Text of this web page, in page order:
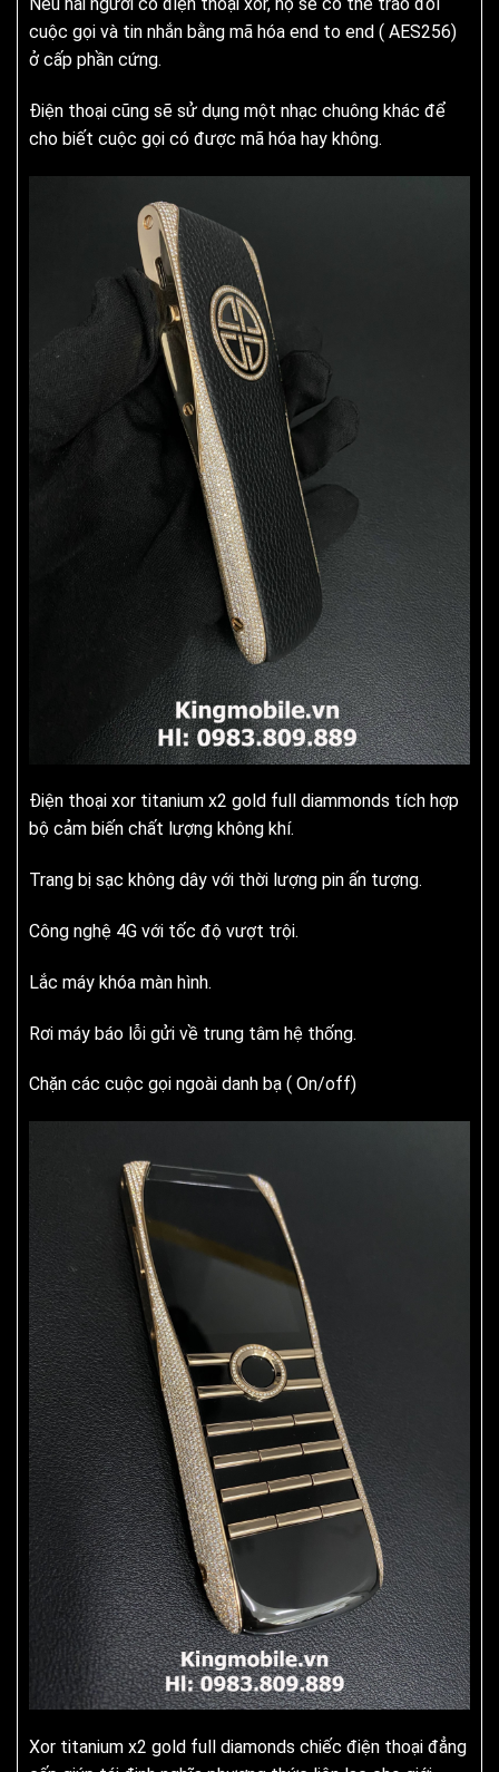
cuộc gọi và tin nhắn bằng mã hóa end to end ( AES256)
ở cấp phần cứng.
Điện thoại cũng sẽ sử dụng một nhạc chuông khác để
cho biết cuộc gọi có được mã hóa hay không.
Điện thoại xor titanium x2 gold full diammonds tích hợp
bộ cảm biến chất lượng không khí.
Trang bị sạc không dây với thời lượng pin ấn tượng.
Công nghệ 4G với tốc độ vượt trội.
Lắc máy khóa màn hình.
Rơi máy báo lỗi gửi về trung tâm hệ thống.
Chặn các cuộc gọi ngoài danh bạ ( On/off)
Xor titanium x2 gold full diamonds chiếc điện thoại đẳng